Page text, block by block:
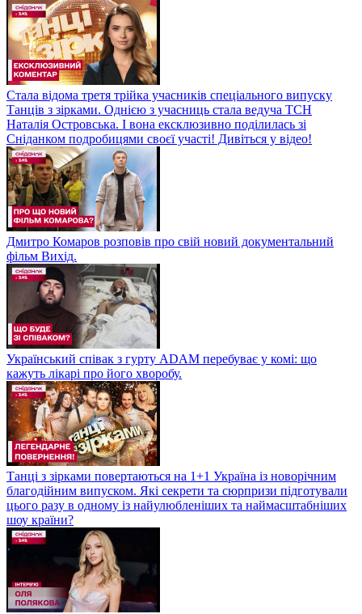
Стала відома третя трійка учасників спеціального випуску
Танців з зірками. Однією з учасниць стала ведуча ТСН
Наталія Островська. І вона ексклюзивно поділилась зі
Сніданком подробицями своєї участі! Дивіться у відео!
Дмитро Комаров розповів про свій новий документальний
фільм Вихід.
Український співак з гурту ADAM перебуває у комі: що
кажуть лікарі про його хворобу.
Танці з зірками повертаються на 1+1 Україна із новорічним
благодійним випуском. Які секрети та сюрпризи підготували
цього разу в одному із найулюбленіших та наймасштабніших
шоу країни?